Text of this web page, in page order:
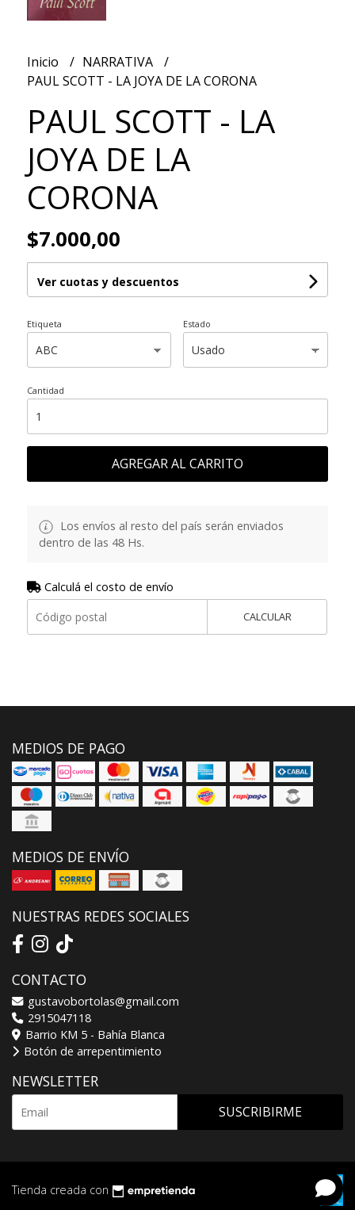
Inicio
NARRATIVA
PAUL SCOTT - LA JOYA DE LA CORONA
PAUL SCOTT - LA
JOYA DE LA
CORONA
$7.000,00
Ver cuotas y descuentos
Etiqueta Estado
Cantidad
AGREGAR AL CARRITO
Los envíos al resto del país serán enviados
dentro de las 48 Hs.
Calculá el costo de envío
CALCULAR
MEDIOS DE PAGO
MEDIOS DE ENVÍO
NUESTRAS REDES SOCIALES
CONTACTO
gustavobortolas@gmail.com
2915047118
Barrio KM 5 - Bahía Blanca
Botón de arrepentimiento
NEWSLETTER
SUSCRIBIRME
Tienda creada con